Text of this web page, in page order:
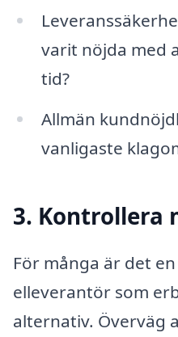
varit nöjda med
tid?
Allmän
vanligaste
3. Kontrollera
För många är det
elleverantör som
alternativ. Överväg